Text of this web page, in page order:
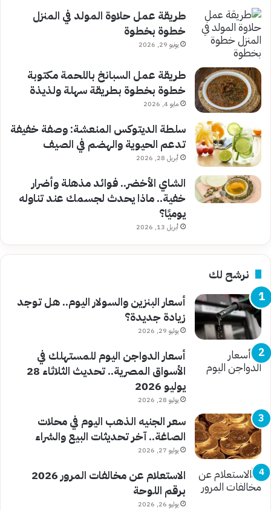
طريقة عمل حلاوة المولد في المنزل
خطوة بخطوة
يونيو 29, 2026
طريقة عمل السبانخ باللحمة مكتوبة
خطوة بخطوة بطريقة سهلة ولذيذة
مايو 4, 2026
سلطة الديتوكس المنعشة: وصفة خفيفة
تدعم الحيوية والهضم في الصيف
أبريل 28, 2026
الشاي الأخضر.. فوائد مذهلة وأضرار
خفية.. ماذا يحدث لجسمك عند تناوله
يوميًا؟
أبريل 13, 2026
نرشح لك
أسعار البنزين والسولار اليوم.. هل توجد
زيادة جديدة؟
يوليو 29, 2026
أسعار الدواجن اليوم للمستهلك في
الأسواق المصرية.. تحديث الثلاثاء 28
يوليو 2026
يوليو 28, 2026
سعر الجنيه الذهب اليوم في محلات
الصاغة.. آخر تحديثات البيع والشراء
يوليو 27, 2026
الاستعلام عن مخالفات المرور 2026
برقم اللوحة
يوليو 26, 2026